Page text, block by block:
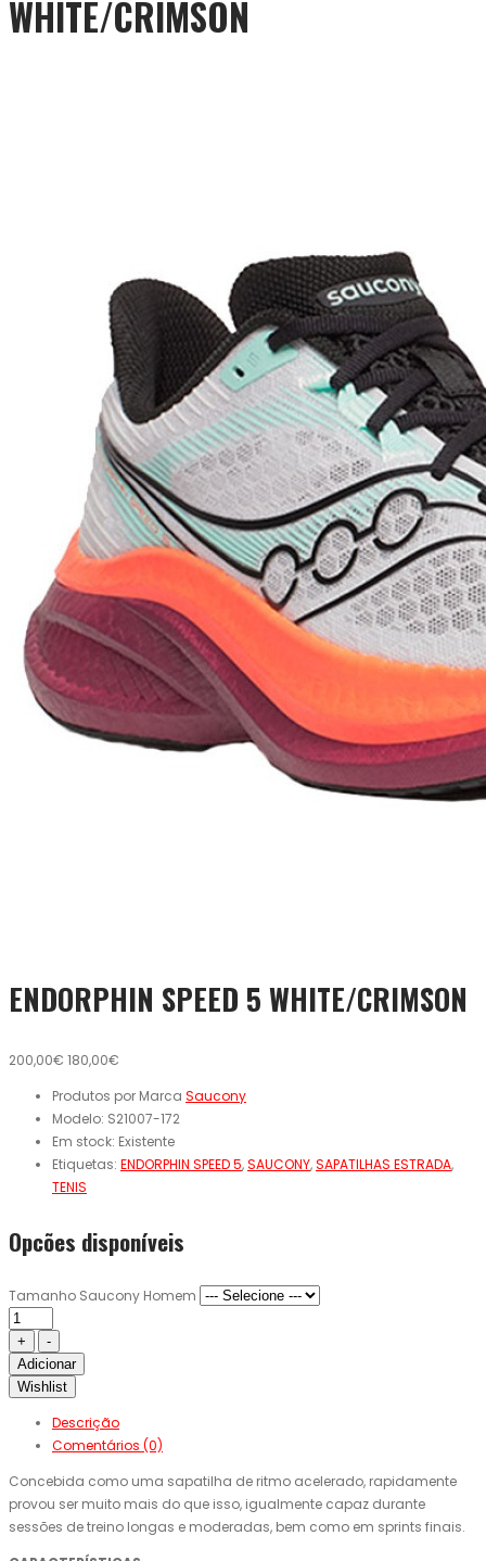
WHITE/CRIMSON
ENDORPHIN SPEED 5 WHITE/CRIMSON
200,00€ 180,00€
Produtos por Marca Saucony
Modelo: S21007-172
Em stock: Existente
Etiquetas: ENDORPHIN SPEED 5,SAUCONY,SAPATILHAS ESTRADA,
TENIS
Opcões disponíveis
Tamanho Saucony Homem
Adicionar
Wishlist
Descrição
Comentários (0)
Concebida como uma sapatilha de ritmo acelerado, rapidamente
provou ser muito mais do que isso, igualmente capaz durante
sessões de treino longas e moderadas, bem como em sprints finais.